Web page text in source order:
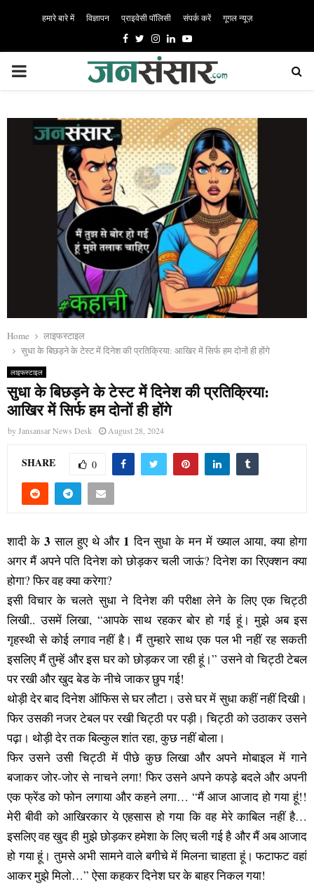
हमारे बारे में विज्ञापन प्राइवेसी पॉलिसी संपर्क करें गूगल न्यूज़
Facebook
TwitterInstagram
LinkedinYoutube
PRIMARY
Home
लाइफस्टाइल
सुधा के बिछड़ने के टेस्ट में दिनेश की प्रतिक्रिया: आखिर में सिर्फ हम दोनों ही होंगे
लाइफस्टाइल
सुधा के बिछड़ने के टेस्ट में दिनेश की प्रतिक्रिया:
आखिर में सिर्फ हम दोनों ही होंगे
byJansansar News Desk August 28, 2024
SHARE 0
शादी के 3 साल हुए थे और 1 दिन सुधा के मन में ख्याल आया, क्या होगा
अगर मैं अपने पति दिनेश को छोड़कर चली जाऊं? दिनेश का रिएक्शन क्या
होगा? फिर वह क्या करेगा?
इसी विचार के चलते सुधा ने दिनेश की परीक्षा लेने के लिए एक चिट्ठी
लिखी.. उसमें लिखा, “आपके साथ रहकर बोर हो गई हूं। मुझे अब इस
गृहस्थी से कोई लगाव नहीं है। मैं तुम्हारे साथ एक पल भी नहीं रह सकती
इसलिए मैं तुम्हें और इस घर को छोड़कर जा रही हूं।” उसने वो चिट्ठी टेबल
पर रखी और खुद बेड के नीचे जाकर छुप गई!
थोड़ी देर बाद दिनेश ऑफिस से घर लौटा। उसे घर में सुधा कहीं नहीं दिखी।
फिर उसकी नजर टेबल पर रखी चिट्ठी पर पड़ी। चिट्ठी को उठाकर उसने
पढ़ा। थोड़ी देर तक बिल्कुल शांत रहा, कुछ नहीं बोला।
फिर उसने उसी चिट्ठी में पीछे कुछ लिखा और अपने मोबाइल में गाने
बजाकर जोर-जोर से नाचने लगा! फिर उसने अपने कपड़े बदले और अपनी
एक फ्रेंड को फोन लगाया और कहने लगा… “मैं आज आजाद हो गया हूं!!
मेरी बीवी को आखिरकार ये एहसास हो गया कि वह मेरे काबिल नहीं है…
इसलिए वह खुद ही मुझे छोड़कर हमेशा के लिए चली गई है और मैं अब आजाद
हो गया हूं। तुमसे अभी सामने वाले बगीचे में मिलना चाहता हूं। फटाफट वहां
आकर मुझे मिलो…” ऐसा कहकर दिनेश घर के बाहर निकल गया!